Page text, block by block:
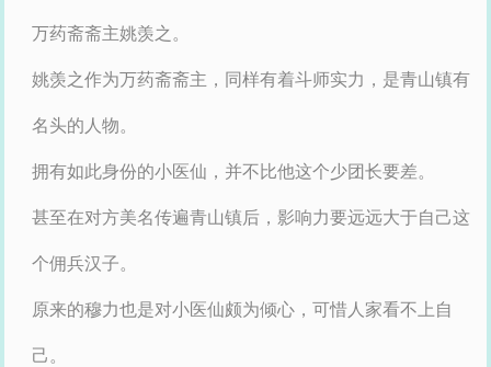
万药斋斋主姚羡之。
姚羡之作为万药斋斋主，同样有着斗师实力，是青山镇有
名头的人物。
拥有如此身份的小医仙，并不比他这个少团长要差。
甚至在对方美名传遍青山镇后，影响力要远远大于自己这
个佣兵汉子。
原来的穆力也是对小医仙颇为倾心，可惜人家看不上自
己。